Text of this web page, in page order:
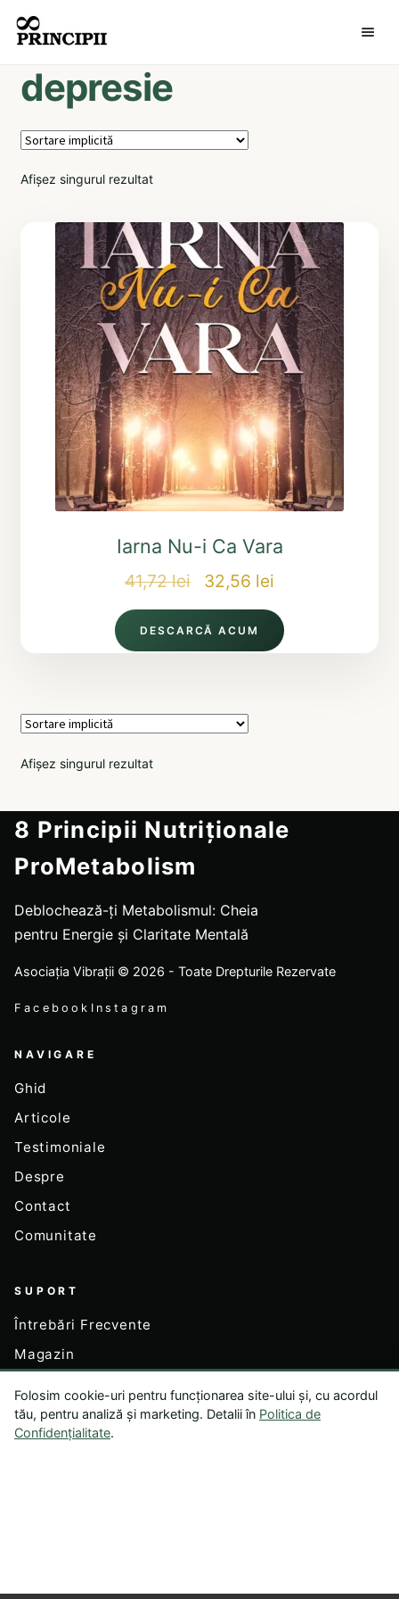
depresie
Afișez singurul rezultat
Iarna Nu-i Ca Vara
41,72lei
Prețul
inițial
a
32,56 lei
curent
este:
DESCARCĂ ACUM
Afișez singurul rezultat
8 Principii Nutriționale
ProMetabolism
Deblochează-ți Metabolismul: Cheia
pentru Energie și Claritate Mentală
Asociația Vibrații © 2026 - Toate Drepturile Rezervate
Facebook Instagram
NAVIGARE
Ghid
Articole
Testimoniale
Despre
Contact
Comunitate
SUPORT
Întrebări Frecvente
Magazin
LEGAL
Dezabonare
Folosim cookie-uri pentru funcționarea site-ului și, cu acordul
tău, pentru analiză și marketing. Detalii în Politica de
Confidențialitate.